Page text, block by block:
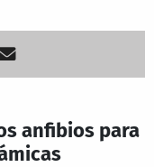
anfibios para